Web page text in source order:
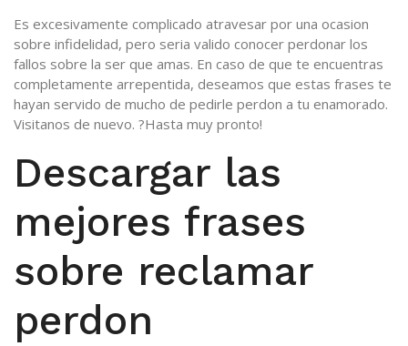
Es excesivamente complicado atravesar por una ocasion
sobre infidelidad, pero seri­a valido conocer perdonar los
fallos sobre la ser que amas. En caso de que te encuentras
completamente arrepentida, deseamos que estas frases te
hayan servido de mucho de pedirle perdon a tu enamorado.
Visitanos de nuevo. ?Hasta muy pronto!
Descargar las
mejores frases
sobre reclamar
perdon